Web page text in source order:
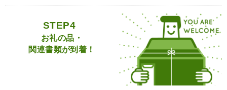
STEP4
お礼の品・
関連書類が到着！